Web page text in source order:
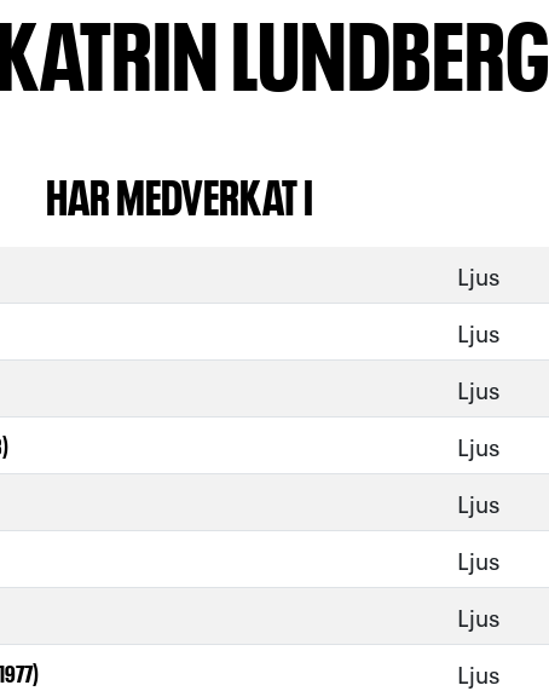
LUNDBERG
HAR MEDVERKAT I
Ljus
Ljus
Ljus
Ljus
Ljus
Ljus
Ljus
Ljus